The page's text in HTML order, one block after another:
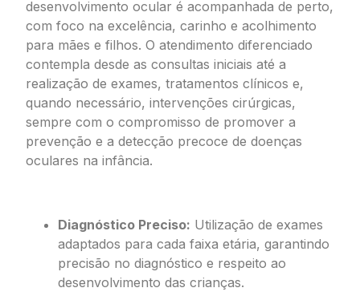
desenvolvimento ocular é acompanhada de perto,
com foco na excelência, carinho e acolhimento
para mães e filhos. O atendimento diferenciado
contempla desde as consultas iniciais até a
realização de exames, tratamentos clínicos e,
quando necessário, intervenções cirúrgicas,
sempre com o compromisso de promover a
prevenção e a detecção precoce de doenças
oculares na infância.
Diagnóstico Preciso: Utilização de exames
adaptados para cada faixa etária, garantindo
precisão no diagnóstico e respeito ao
desenvolvimento das crianças.